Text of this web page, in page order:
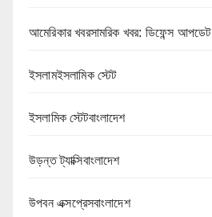
আমেরিকার খবরসামরিক খবর: ডিফেন্স আপডেট
ইসলামইসলামিক স্টেট
ইসলামিক স্টেটবাংলাদেশ
উড়ন্ত ট্যাক্সিবাংলাদেশ
উপবন এক্সপ্রেসবাংলাদেশ